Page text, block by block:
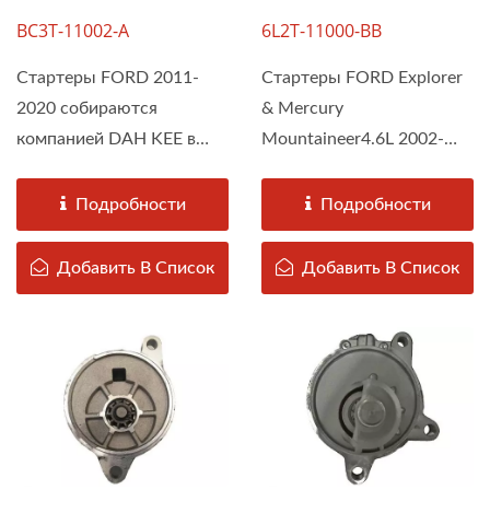
BC3T-11002-A
Стартеры FORD 2011-
2020 собираются
компанией DAH KEE в
Подробности
Добавить В Список
6L2T-11000-BB
Стартеры FORD Explorer
& Mercury
Mountaineer4.6L 2002-
компанией...Подробности
Добавить В Список